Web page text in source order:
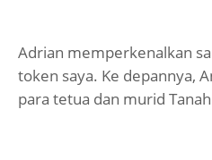
Adrian memperkenalkan
token saya. Ke depannya,
para tetua dan murid